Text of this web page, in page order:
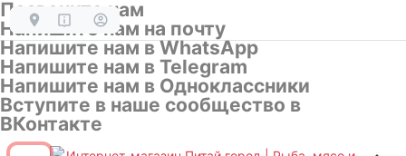
Позвоните нам
Напишите нам на почту
Напишите нам в WhatsApp
Напишите нам в Telegram
Напишите нам в Одноклассники
Вступите в наше сообщество в
ВКонтакте